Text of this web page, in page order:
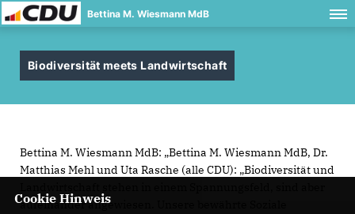
Bettina M. Wiesmann MdB
Biodiversität meets Landwirtschaft
Bettina M. Wiesmann MdB: „Bettina M. Wiesmann MdB, Dr.
Matthias Mehl und Uta Rasche (alle CDU): „Biodiversität und
aufeinander angewiesen. Unsere bewährte Soziale
Cookie Hinweis